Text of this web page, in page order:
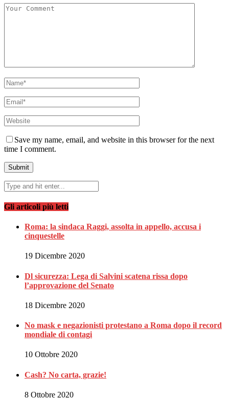
Save my name, email, and website in this browser for the next
time I comment.
Gli articoli più letti
Roma: la sindaca Raggi, assolta in appello, accusa i
cinquestelle
19 Dicembre 2020
Dl sicurezza: Lega di Salvini scatena rissa dopo
l’approvazione del Senato
18 Dicembre 2020
No mask e negazionisti protestano a Roma dopo il record
mondiale di contagi
10 Ottobre 2020
Cash? No carta, grazie!
8 Ottobre 2020